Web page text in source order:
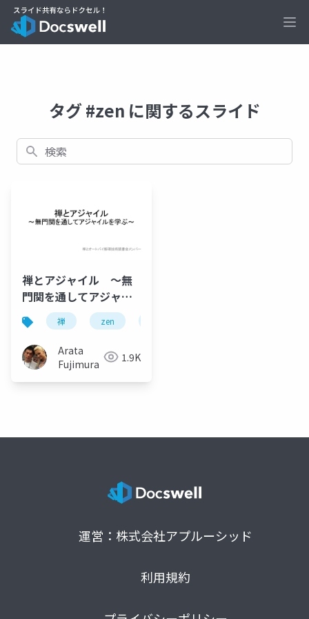
タグ #zen に関するスライド
検索
禅とアジャイル 〜無
門関を通してアジャイ
ルを学ぶ〜
禅 zen
Arata
Fujimura
1.9K
運営：株式会社アプルーシッド
利用規約